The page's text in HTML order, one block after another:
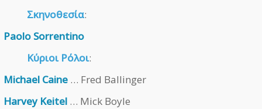
Σκηνοθεσία:
Paolo Sorrentino
Κύριοι Ρόλοι:
Michael Caine … Fred Ballinger
Harvey Keitel … Mick Boyle